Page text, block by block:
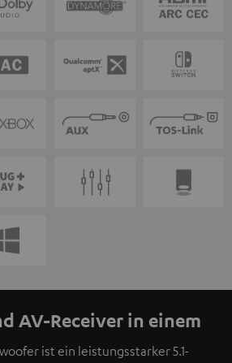
AV-Receiver in einem
ist ein leistungsstarker 5.1-